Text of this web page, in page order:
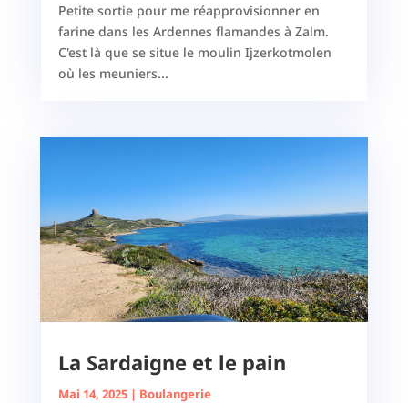
Petite sortie pour me réapprovisionner en
farine dans les Ardennes flamandes à Zalm.
C'est là que se situe le moulin Ijzerkotmolen
où les meuniers...
La Sardaigne et le pain
Mai 14, 2025| Boulangerie